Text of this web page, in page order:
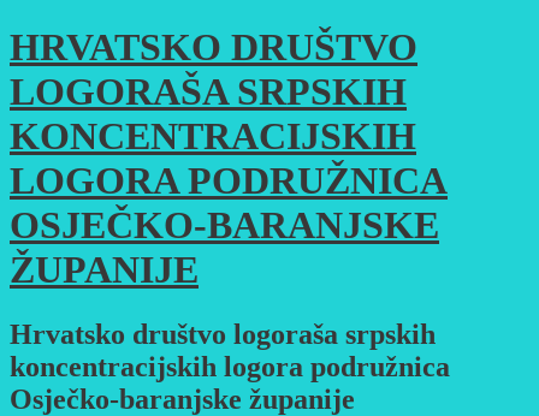
Skoči
do
sadržaja
HRVATSKO DRUŠTVO
LOGORAŠA SRPSKIH
KONCENTRACIJSKIH
LOGORA PODRUŽNICA
OSJEČKO-BARANJSKE
ŽUPANIJE
Hrvatsko društvo logoraša srpskih
koncentracijskih logora podružnica
Osječko-baranjske županije